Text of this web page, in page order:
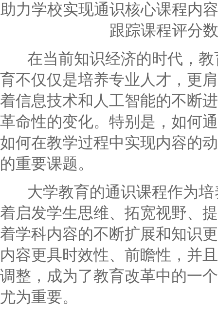
助力学校实现通识核心课程内
跟踪课程评分
在当前知识经济的时代，教
育不仅仅是培养专业人才，更
着信息技术和人工智能的不断
革命性的变化。特别是，如何
如何在教学过程中实现内容的
的重要课题。
大学教育的通识课程作为培
着启发学生思维、拓宽视野、
着学科内容的不断扩展和知识
内容更具时效性、前瞻性，并
调整，成为了教育改革中的一
尤为重要。